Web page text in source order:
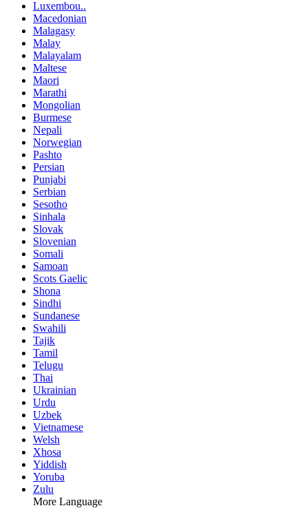
Luxembou..
Macedonian
Malagasy
Malay
Malayalam
Maltese
Maori
Marathi
Mongolian
Burmese
Nepali
Norwegian
Pashto
Persian
Punjabi
Serbian
Sesotho
Sinhala
Slovak
Slovenian
Somali
Samoan
Scots Gaelic
Shona
Sindhi
Sundanese
Swahili
Tajik
Tamil
Telugu
Thai
Ukrainian
Urdu
Uzbek
Vietnamese
Welsh
Xhosa
Yiddish
Yoruba
Zulu
More Language